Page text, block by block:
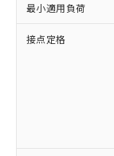
最小適用負荷
接点定格